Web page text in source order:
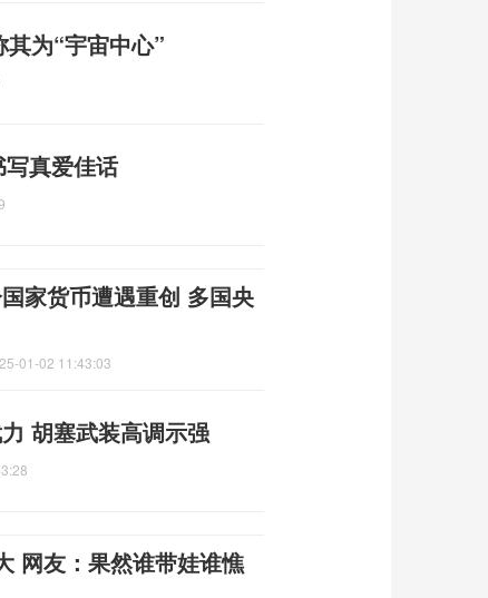
为“宇宙中心”
真爱佳话
家货币遭遇重创 多国央
01-02 11:43:03
胡塞武装高调示强
网友：果然谁带娃谁憔